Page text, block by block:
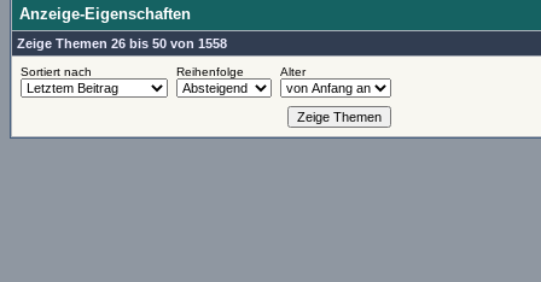
Anzeige-Eigenschaften
Zeige Themen 26 bis 50 von 1558
Sortiert nach Reihenfolge Alter